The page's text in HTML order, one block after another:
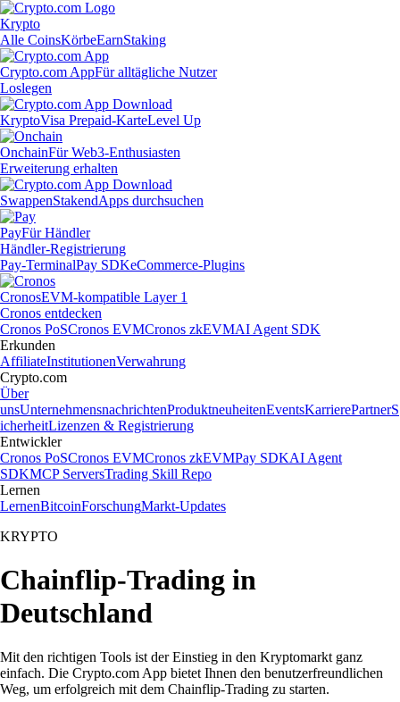
Krypto
Alle CoinsKörbeEarnStaking
Crypto.com AppFür alltägliche Nutzer
Loslegen
KryptoVisa Prepaid-KarteLevel Up
OnchainFür Web3-Enthusiasten
Erweiterung erhalten
SwappenStakendApps durchsuchen
PayFür Händler
Händler-Registrierung
Pay-TerminalPay SDKeCommerce-Plugins
CronosEVM-kompatible Layer 1
Cronos entdecken
Cronos PoSCronos EVMCronos zkEVMAI Agent SDK
Erkunden
AffiliateInstitutionenVerwahrung
Crypto.com
Über
unsUnternehmensnachrichtenProduktneuheitenEventsKarrierePartnerS
icherheitLizenzen & Registrierung
Entwickler
Cronos PoSCronos EVMCronos zkEVMPay SDKAI Agent
SDKMCP ServersTrading Skill Repo
Lernen
LernenBitcoinForschungMarkt-Updates
KRYPTO
Chainflip-Trading in
Deutschland
Mit den richtigen Tools ist der Einstieg in den Kryptomarkt ganz
einfach. Die Crypto.com App bietet Ihnen den benutzerfreundlichen
Weg, um erfolgreich mit dem Chainflip-Trading zu starten.